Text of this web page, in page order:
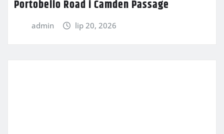
Portobello Road i Camden Passage
admin lip 20, 2026